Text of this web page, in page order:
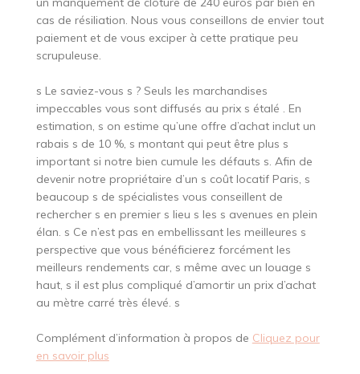
cas de résiliation. Nous vous conseillons de envier tout
paiement et de vous exciper à cette pratique peu
scrupuleuse.
s Le saviez-vous s ? Seuls les marchandises
impeccables vous sont diffusés au prix s étalé . En
estimation, s on estime qu’une offre d’achat inclut un
rabais s de 10 %, s montant qui peut être plus s
important si notre bien cumule les défauts s. Afin de
devenir notre propriétaire d’un s coût locatif Paris, s
beaucoup s de spécialistes vous conseillent de
rechercher s en premier s lieu s les s avenues en plein
élan. s Ce n’est pas en embellissant les meilleures s
perspective que vous bénéficierez forcément les
meilleurs rendements car, s même avec un louage s
haut, s il est plus compliqué d’amortir un prix d’achat
au mètre carré très élevé. s
Complément d’information à propos de Cliquez pour
en savoir plus